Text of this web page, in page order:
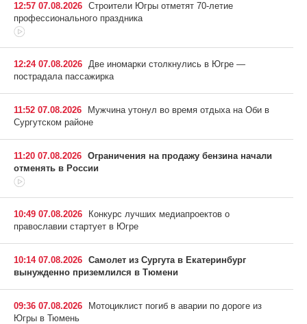
12:57 07.08.2026 Строители Югры отметят 70-летие
профессионального праздника
12:24 07.08.2026 Две иномарки столкнулись в Югре —
пострадала пассажирка
11:52 07.08.2026
Мужчина утонул во время отдыха на Оби в
Сургутском районе
11:20 07.08.2026 Ограничения на продажу бензина начали
отменять в России
10:49 07.08.2026
Конкурс лучших медиапроектов о
православии стартует в Югре
10:14 07.08.2026 Самолет из Сургута в Екатеринбург
вынужденно приземлился в Тюмени
09:36 07.08.2026
Мотоциклист погиб в аварии по дороге из
Югры в Тюмень